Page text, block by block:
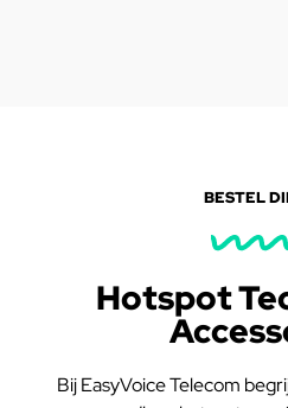
BESTEL
Hotspot
Bij EasyVoice Telecom